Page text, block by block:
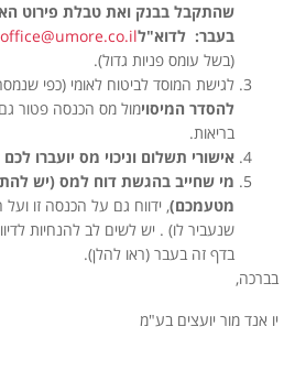
שהתקבל בבנק ואת טבלת פירוט
בעבר: לדוא"לoffice@umore.co.il
(בשל עומס פניות גדול).
לגישת המוסד לביטוח לאומי (כפי
להסדר המיסוימול מס הכנסה פטור גם
בריאות.
אישורי תשלום וניכוי מס יועברו
מי שחייב בהגשת דוח למס (יש
מטעמכם), ידווח גם על הכנסה זו
שנעביר לו) . יש לשים לב להנחיות
בדף זה בעבר (ראו להלן).
בברכה,
יו אנד מור יועצים בע"מ